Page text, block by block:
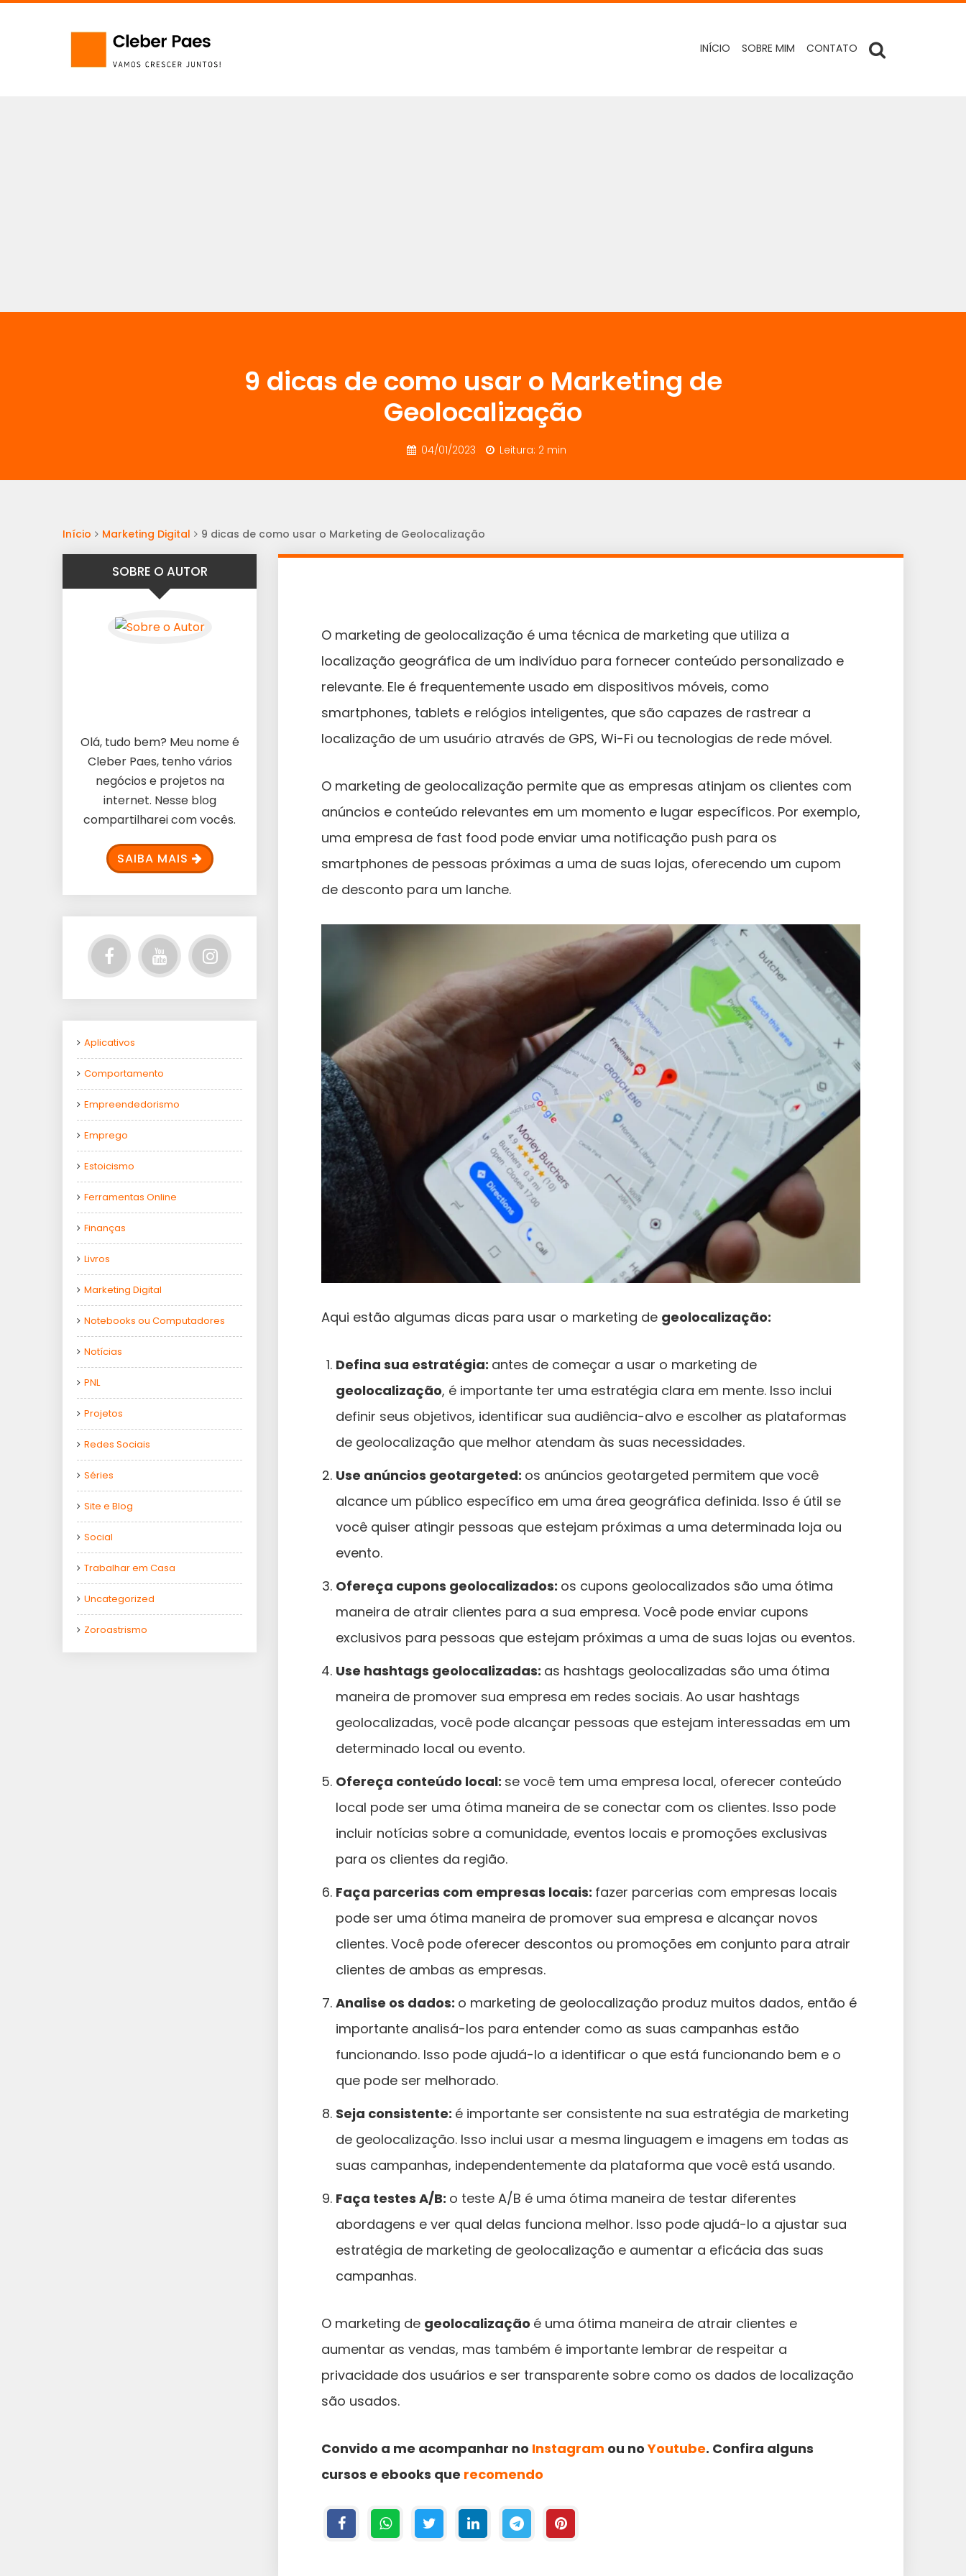
INÍCIO SOBRE MIM CONTATO
9 dicas de como usar o Marketing de
Geolocalização
04/01/2023 Leitura: 2 min
Início Marketing Digital 9 dicas de como usar o Marketing de Geolocalização
O marketing de geolocalização é uma técnica de marketing que utiliza a
localização geográfica de um indivíduo para fornecer conteúdo personalizado e
relevante. Ele é frequentemente usado em dispositivos móveis, como
smartphones, tablets e relógios inteligentes, que são capazes de rastrear a
localização de um usuário através de GPS, Wi-Fi ou tecnologias de rede móvel.
O marketing de geolocalização permite que as empresas atinjam os clientes com
anúncios e conteúdo relevantes em um momento e lugar específicos. Por exemplo,
uma empresa de fast food pode enviar uma notificação push para os
smartphones de pessoas próximas a uma de suas lojas, oferecendo um cupom
de desconto para um lanche.
Aqui estão algumas dicas para usar o marketing de geolocalização:
Defina sua estratégia: antes de começar a usar o marketing de
geolocalização, é importante ter uma estratégia clara em mente. Isso inclui
definir seus objetivos, identificar sua audiência-alvo e escolher as plataformas
de geolocalização que melhor atendam às suas necessidades.
Use anúncios geotargeted: os anúncios geotargeted permitem que você
alcance um público específico em uma área geográfica definida. Isso é útil se
você quiser atingir pessoas que estejam próximas a uma determinada loja ou
evento.
Ofereça cupons geolocalizados: os cupons geolocalizados são uma ótima
maneira de atrair clientes para a sua empresa. Você pode enviar cupons
exclusivos para pessoas que estejam próximas a uma de suas lojas ou eventos.
Use hashtags geolocalizadas: as hashtags geolocalizadas são uma ótima
maneira de promover sua empresa em redes sociais. Ao usar hashtags
geolocalizadas, você pode alcançar pessoas que estejam interessadas em um
determinado local ou evento.
Ofereça conteúdo local: se você tem uma empresa local, oferecer conteúdo
local pode ser uma ótima maneira de se conectar com os clientes. Isso pode
incluir notícias sobre a comunidade, eventos locais e promoções exclusivas
para os clientes da região.
Faça parcerias com empresas locais: fazer parcerias com empresas locais
pode ser uma ótima maneira de promover sua empresa e alcançar novos
clientes. Você pode oferecer descontos ou promoções em conjunto para atrair
clientes de ambas as empresas.
Analise os dados: o marketing de geolocalização produz muitos dados, então é
importante analisá-los para entender como as suas campanhas estão
funcionando. Isso pode ajudá-lo a identificar o que está funcionando bem e o
que pode ser melhorado.
Seja consistente: é importante ser consistente na sua estratégia de marketing
de geolocalização. Isso inclui usar a mesma linguagem e imagens em todas as
suas campanhas, independentemente da plataforma que você está usando.
Faça testes A/B: o teste A/B é uma ótima maneira de testar diferentes
abordagens e ver qual delas funciona melhor. Isso pode ajudá-lo a ajustar sua
estratégia de marketing de geolocalização e aumentar a eficácia das suas
campanhas.
O marketing de geolocalização é uma ótima maneira de atrair clientes e
aumentar as vendas, mas também é importante lembrar de respeitar a
privacidade dos usuários e ser transparente sobre como os dados de localização
são usados.
Convido a me acompanhar no Instagram ou noYoutube. Confira alguns
cursos e ebooks que recomendo
SOBRE O AUTOR
Olá, tudo bem? Meu nome é
Cleber Paes, tenho vários
negócios e projetos na
internet. Nesse blog
compartilharei com vocês.
SAIBA MAIS
Aplicativos
Comportamento
Empreendedorismo
Emprego
Estoicismo
Ferramentas Online
Finanças
Livros
Marketing Digital
Notebooks ou Computadores
Notícias
PNL
Projetos
Redes Sociais
Séries
Site e Blog
Social
Trabalhar em Casa
Uncategorized
Zoroastrismo